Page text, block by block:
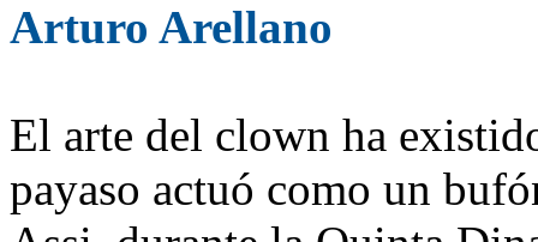
Arturo Arellano
El arte del clown ha
payaso actuó como un